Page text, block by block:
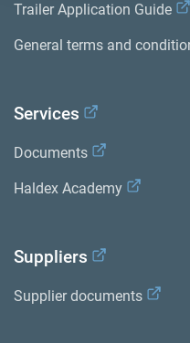
Trailer Application Guide
General terms and
Services
Documents
Haldex Academy
Suppliers
Supplier documents